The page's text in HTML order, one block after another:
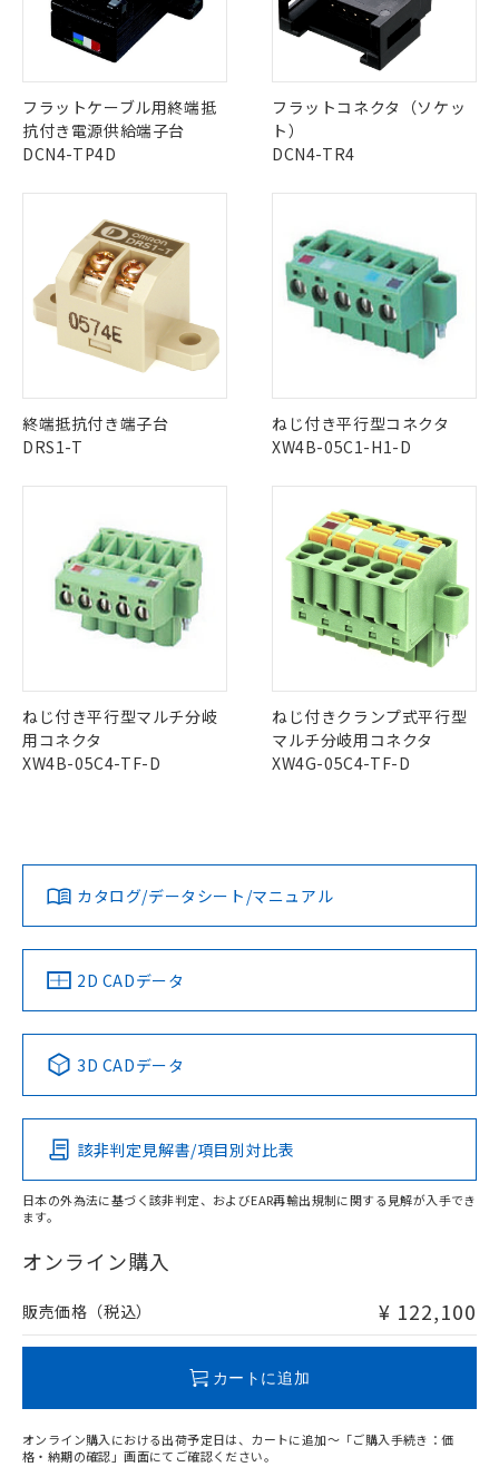
フラットケーブル用終端抵
抗付き電源供給端子台
DCN4-TP4D
フラットコネクタ（ソケッ
ト）
DCN4-TR4
終端抵抗付き端子台
DRS1-T
ねじ付き平行型コネクタ
XW4B-05C1-H1-D
ねじ付き平行型マルチ分岐
用コネクタ
XW4B-05C4-TF-D
ねじ付きクランプ式平行型
マルチ分岐用コネクタ
XW4G-05C4-TF-D
カタログ/データシート/マニュアル
2D CADデータ
3D CADデータ
該非判定見解書/項目別対比表
日本の外為法に基づく該非判定、およびEAR再輸出規制に関する見解が入手でき
ます。
オンライン購入
販売価格（税込） ¥ 122,100
カートに追加
オンライン購入における出荷予定日は、カートに追加～「ご購入手続き：価
格・納期の確認」画面にてご確認ください。
(税抜)を提供させていただくもので
す。
当社制御機器事業取扱商品の中には、
本サービスの対象外となる商品もある
ことをご了承ください。
在庫状況および標準価格照会結果は、
記載している更新日時点での社内デー
覧された時点での実際の在庫および標
了承ください。
正式な納期状況および標準価格はお客
様のお取引先、またはお客様担当のオ
ムロン制御機器販売店・当社販売員に
ご相談ください。
オムロン制御機器販売店や当社販売拠
点は「
ください。
在庫状況および標準価格結果を当社の
事前の承諾なく第三者に漏洩または開
ビス）をご利用いただくには、I-Web
メンバーズにご登録されている必要が
あります。
お客様が当ウェブサイト上で当社にご
登録された部品リストについて、当社
および当社の共同利用者が、当社の製
品・サービスに関するお客様との取
をご了承ください。
※当社の共同利用者とは、"個人情報
の共同利用に関して"
の「1.共同利
非該当品：ライセンス料など無形物で、有
害物質有無と関係のない商品です。
仕入先様の事情により、非含有部品として
いたものが、含有品と判明した場合などや
むを得ず変更することがあります。
*EU RoHS指令（10物質）：
ミウム(Cd) 100ppm以下、
類(PBB) 1000ppm以下、ポリ臭化ジフェニルエーテル類
(PBDE) 1000ppm以下、フタル酸ビス(2-エチルヘキシ
ル) (DEHP)(別名：DOP) 1000ppm以下、フタル酸ブチ
ルベンジル（BBP） 1000ppm以下、フタル酸ジブチル
（DBP） 1000ppm以下、フタル酸ジイソブチル
(DIBP) 1000ppm以下
但し、RoHS指令で産業用監視および制御機器に対する
適用除外項目は除く。
フタル酸エステル類の４物質については閾値を超える意
図的な使用がないことを確認しています。
部品在庫の切り替え状況などにより、予定
※3 非含有証明書ダウンロード
下記の非含有証明書をダウンロードするこ
EU RoHS指令（10物質）の非含有証明書
51物質の非含有証明書（当社基準）
※本証明書は発行日時点で非含有を証明す
物質の対応では、対応完了までの期間は出
荷製品に未対応品が混在することから備考
欄に対応日を記載しておりました。
既に当社にて対応品への在庫切替を完了
していることから、特段のことがない限
り、2022年1月12日より割愛しておりま
「○」：最大均質材料含有率が中国RoHSの
基準値以下であることを示します。
「×」：最大均質材料含有率が中国RoHSの
基準値を超えていることを示します。
「－」：未確認です。当社販売部門へお問
い合わせください。
Pb(鉛) :1000ppm、 Hg(水銀) : 1000ppm、 Cd(カドミウ
Cr(Ⅵ)(六価クロム) : 1000ppm、 PBBs(ポリ臭化ビフェ
ニル類) : 1000ppm、 PBDEs(ポリ臭化ジフェニルエーテ
ル類) : 1000ppm、
DBP(フタル酸ジブチル) : 1000ppm、 DIBP(フタル酸ジ
イソブチル) : 1000ppm、 BBP(フタル酸ブチルベンジ
ル) : 1000ppm、
DEHP(フタル酸ビス(2-エチルヘキシル)) : 1000ppm
※2 環境保護使用期限
「ｅ」：有害物質（10物質）のすべてが基
「10」：通常の使用状況下において有害物
質が外部に漏えいし、環境に深刻な影響を
及ぼさない年数を意味します。
「－」：未確認です。当社販売部門へお問
い合わせください。
為替および外国貿易法に定める商品
（以下｢規制貨物等」という）を輸出
または国外への提供する場合は、日本
とります。
当社は規制貨物を破棄する場合は、完
全に破砕するなど、違法に輸出されな
いよう必要な手段を講じます。
当社は貴社製品を、核兵器、ミサイ
ル、化学兵器、生物兵器またはその他
武器並びにこれらの製造装置等に一切
使用いたしません。
当社は、貴社製品を第三者に販売する
場合は、上記1、2および3の内容を当
販売先および販売に係わる関係者が違
法に輸出するおそれがある場合は、取
り引きをいたしません。
号
○ 一定数以上の在庫あり
△ 一定数には満たないが在庫あり
－
在庫なし(最新の在庫状況につ
いては、お客様のお取引先、ま
たはお客様担当のオムロン制御
機器販売店・当社販売員にご確
白
情報を公開していない機種